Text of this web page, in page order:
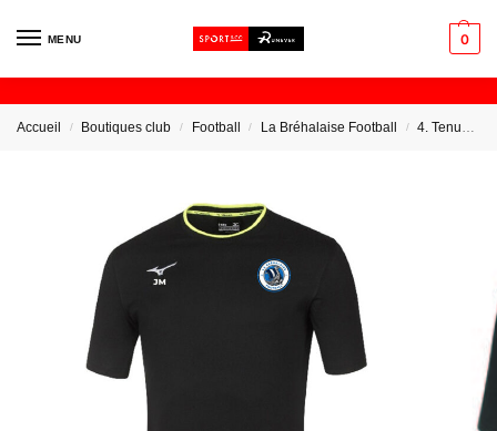
MENU 0
Accueil / Boutiques club / Football / La Bréhalaise Football / 4. Tenues Educateur